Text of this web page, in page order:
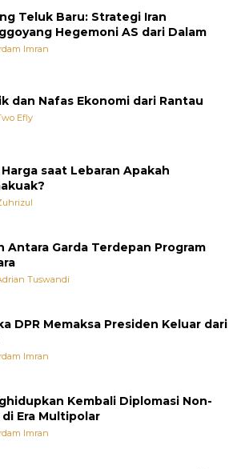
Teluk Baru: Strategi Iran
Hegemoni AS dari Dalam
Imran
dan Nafas Ekonomi dari Rantau
Efly
Harga saat Lebaran Apakah
Antara Garda Terdepan Program
Tuswandi
DPR Memaksa Presiden Keluar dari
Imran
Kembali Diplomasi Non-
Era Multipolar
Imran